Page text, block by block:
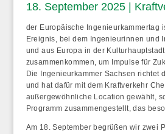
18. September 2025 |
der Europäische Ingenieurkammertag
Ereignis, bei dem Ingenieurinnen und
und aus Europa in der
zusammenkommen, um Impulse für
Die Ingenieurkammer Sachsen richtet
und hat dafür mit dem Kraftverkehr
außergewöhnliche Location gewählt,
Programm zusammengestellt, das
Am 18. September begrüßen wir zwei